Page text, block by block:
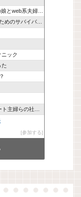
系夫婦の日常
バイバル作戦 -
ック
た
会保険に未来はあ
参加する